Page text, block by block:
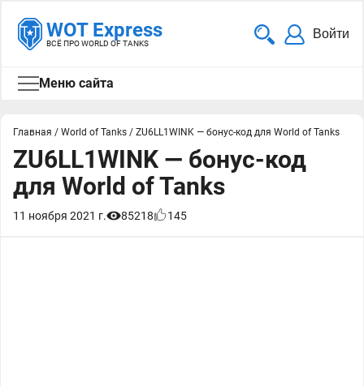
WOT Express
ВСЁ ПРО WORLD OF TANKS
Войти
Меню сайта
Главная / World of Tanks / ZU6LL1WINK — бонус-код для World of Tanks
ZU6LL1WINK — бонус-код
для World of Tanks
11 ноября 2021 г. 85218 145